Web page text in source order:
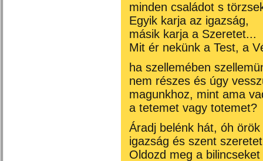
minden családot s
Egyik karja az igazság,
másik karja a Szeretet...
Mit ér nekünk a Test, a
ha szellemében
nem részes és úgy
magunkhoz, mint ama
a tetemet vagy totemet?
Áradj belénk hát, óh örök
igazság és szent
Oldozd meg a bilincseket